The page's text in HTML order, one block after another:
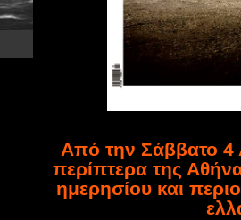
Από την Σάββατο 4
περίπτερα της
ημερησίου και